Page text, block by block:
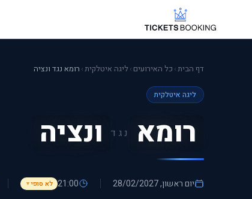
דף הבית› כל האירועים ›ליגה איטלקית› רומא נגד ונציה
ליגה איטלקית
רומא נגד ונציה
יום ראשון, 28/02/2027 21:00 לא סופי▼